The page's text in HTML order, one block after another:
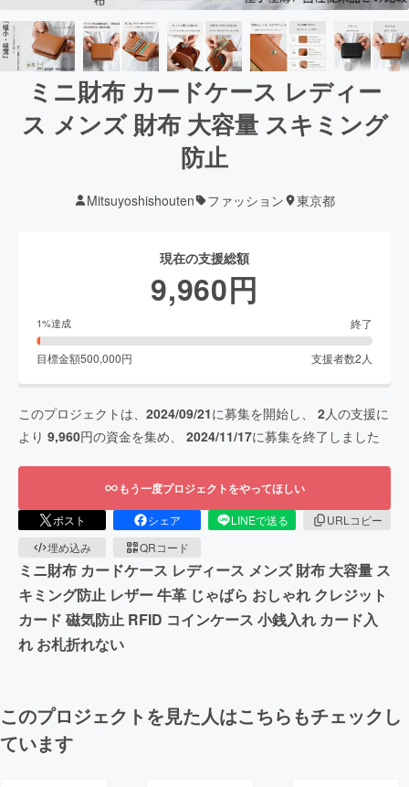
ミニ財布 カードケース レディー
ス メンズ 財布 大容量 スキミング
防止
Mitsuyoshishouten ファッション 東京都
現在の支援総額
9,960円
1%達成 終了
目標金額500,000円 支援者数2 人
このプロジェクトは、 2024/09/21に募集を開始し、 2人の支援に
より 9,960円の資金を集め、 2024/11/17に募集を終了しました
もう一度プロジェクトをやってほしい
ポスト シェア LINEで送る
URLコピー
埋め込み
QRコード
ミニ財布 カードケース レディース メンズ 財布 大容量 ス
キミング防止 レザー 牛革 じゃばら おしゃれ クレジット
カード 磁気防止 RFID コインケース 小銭入れ カード入
れ お札折れない
このプロジェクトを見た人はこちらもチェックし
ています